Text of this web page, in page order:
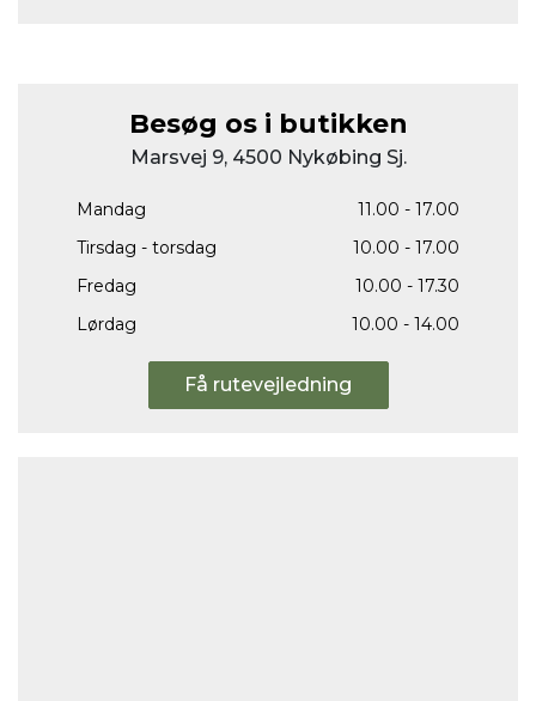
Besøg os i butikken
Marsvej 9, 4500 Nykøbing Sj.
Mandag
11.00 - 17.00
Tirsdag - torsdag
10.00 - 17.00
Fredag
10.00 - 17.30
Lørdag
10.00 - 14.00
Få rutevejledning